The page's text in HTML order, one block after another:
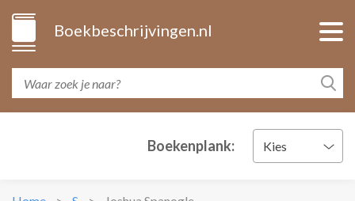
Boekbeschrijvingen.nl
Boekenplank: Kies